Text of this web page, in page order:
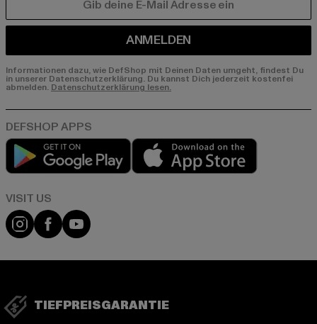
ANMELDEN
Informationen dazu, wie DefShop mit Deinen Daten umgeht, findest Du
in unserer Datenschutzerklärung. Du kannst Dich jederzeit kostenfei
abmelden. Datenschutzerklärung lesen.
Play market
Visit our Instagram page:
Visit our Facebook page:
Visit our YouTube channel:
TIEFPREISGARANTIE